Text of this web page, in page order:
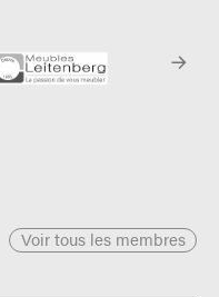
Voir tous les membres